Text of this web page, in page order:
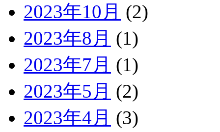
2023年10月 (2)
2023年8月 (1)
2023年7月 (1)
2023年5月 (2)
2023年4月 (3)